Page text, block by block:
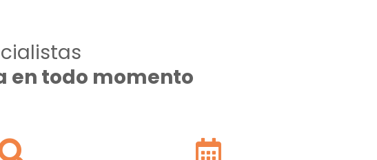
en todo momento